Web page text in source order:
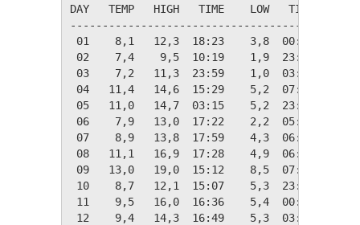
DAY   TEMP   HIGH   TIME    LOW   TIME
01    8,1   12,3  18:23    3,8  00:04
02    7,4    9,5  10:19    1,9  23:56
03    7,2   11,3  23:59    1,0  03:10
04   11,4   14,6  15:29    5,2  07:43
05   11,0   14,7  03:15    5,2  23:59
06    7,9   13,0  17:22    2,2  05:31
07    8,9   13,8  17:59    4,3  06:50
08   11,1   16,9  17:28    4,9  06:38
09   13,0   19,0  15:12    8,5  07:49
10    8,7   12,1  15:07    5,3  23:42
11    9,5   16,0  16:36    5,4  00:01
12    9,4   14,3  16:49    5,3  03:30